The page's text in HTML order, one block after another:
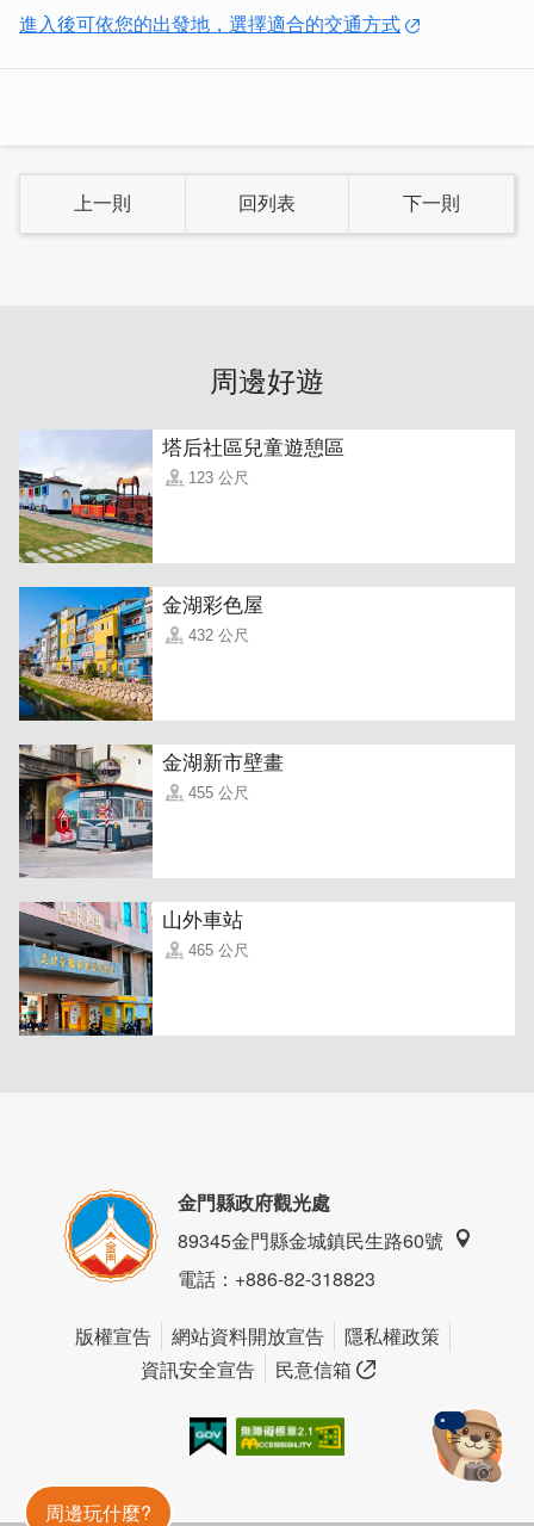
進入後可依您的出發地，選擇適合的交通方式
上一則 回列表 下一則
周邊好遊
塔后社區兒童遊憩區
123 公尺
金湖彩色屋
432 公尺
金湖新市壁畫
455 公尺
山外車站
465 公尺
金門縣政府觀光處
89345金門縣金城鎮民生路60號
電話：+886-82-318823
版權宣告 網站資料開放宣告
隱私權政策
資訊安全宣告
民意信箱
周邊玩什麼?